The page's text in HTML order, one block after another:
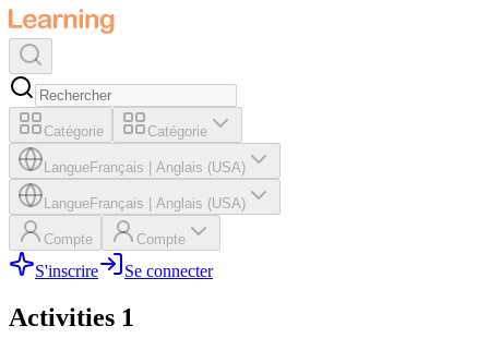
Catégorie Catégorie
LangueFrançais Anglais (USA)
LangueFrançais Anglais (USA)
Compte Compte
S'inscrire Se connecter
Activities 1